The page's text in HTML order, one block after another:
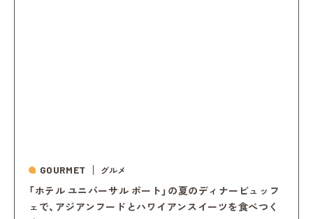
GOURMET グルメ
「ホテル ユニバーサル ポート」の夏のディナービュッフ
ェで、アジアンフードとハワイアンスイーツを食べつく